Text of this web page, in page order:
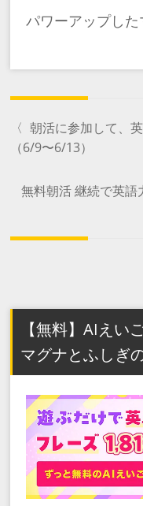
パワーアップした
〈 朝活に参加して、
（6/9〜6/13）
無料朝活 継続で英
【無料】AIえい
マグナとふしぎ